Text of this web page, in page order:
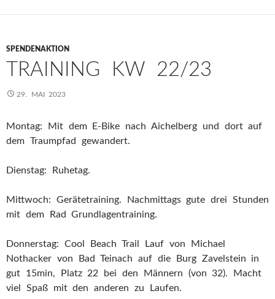
SPENDENAKTION
TRAINING KW 22/23
29. MAI 2023
Montag: Mit dem E-Bike nach Aichelberg und dort auf
dem Traumpfad gewandert.
Dienstag: Ruhetag.
Mittwoch: Gerätetraining. Nachmittags gute drei Stunden
mit dem Rad Grundlagentraining.
Donnerstag: Cool Beach Trail Lauf von Michael
Nothacker von Bad Teinach auf die Burg Zavelstein in
gut 15min, Platz 22 bei den Männern (von 32). Macht
viel Spaß mit den anderen zu Laufen.